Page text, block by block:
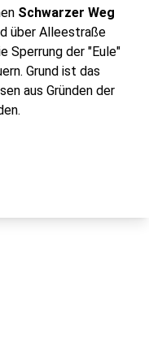
Schwarzer Weg
über Alleestraße
Sperrung der "Eule"
Grund ist das
aus Gründen der